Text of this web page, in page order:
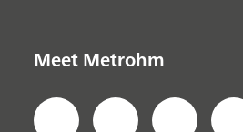
Meet Metrohm